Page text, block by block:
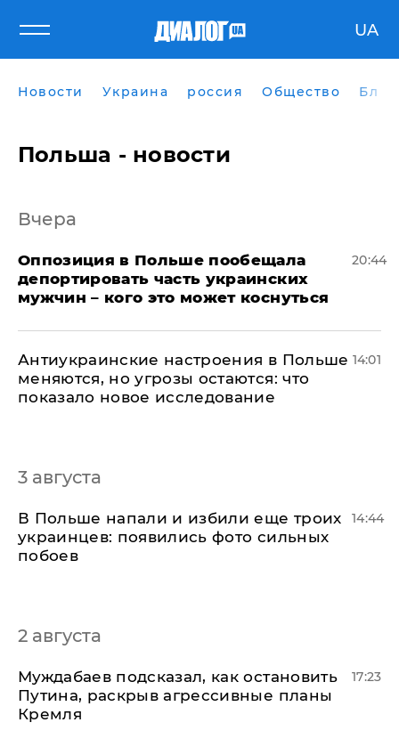
UA
Новости Украина россия Общество
Польша - новости
Вчера
Оппозиция в Польше пообещала
депортировать часть украинских
мужчин – кого это может коснуться
20:44
Антиукраинские настроения в Польше
меняются, но угрозы остаются: что
показало новое исследование
14:01
3 августа
В Польше напали и избили еще троих
украинцев: появились фото сильных
побоев
14:44
2 августа
Муждабаев подсказал, как остановить
Путина, раскрыв агрессивные планы
Кремля
17:23